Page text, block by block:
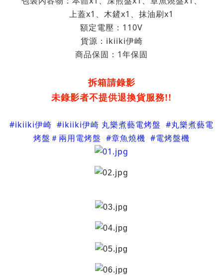
上蓋x1 木鏟x1、 抹油刷x1
額定電壓：110V
貨源： ikiiki伊崎
商品保固：1年保固
拆箱請錄影
未錄影者不提供退換貨服務!!
#ikiiki伊崎 #ikiiki伊崎 丸樂煮藝電烤盤 #丸樂煮藝電
烤盤 ＃兩用電烤盤 #章魚燒機 #電烤盤機